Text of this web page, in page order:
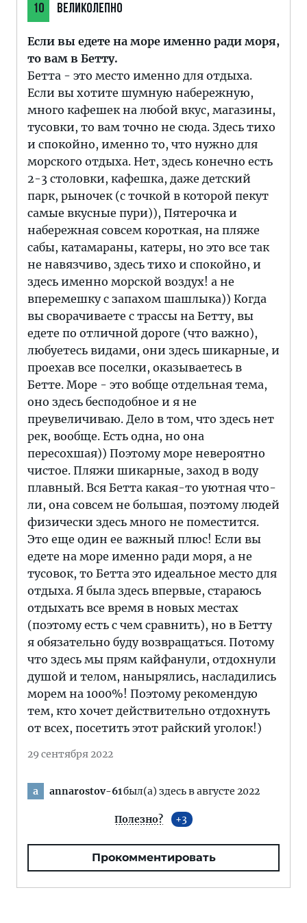
10 ВЕЛИКОЛЕПНО
Если вы едете на море именно ради моря,
то вам в Бетту.
Бетта - это место именно для отдыха.
Если вы хотите шумную набережную,
много кафешек на любой вкус, магазины,
тусовки, то вам точно не сюда. Здесь тихо
и спокойно, именно то, что нужно для
морского отдыха. Нет, здесь конечно есть
2-3 столовки, кафешка, даже детский
парк, рыночек (с точкой в которой пекут
самые вкусные пури)), Пятерочка и
набережная совсем короткая, на пляже
сабы, катамараны, катеры, но это все так
не навязчиво, здесь тихо и спокойно, и
здесь именно морской воздух! а не
вперемешку с запахом шашлыка)) Когда
вы сворачиваете с трассы на Бетту, вы
едете по отличной дороге (что важно),
любуетесь видами, они здесь шикарные, и
проехав все поселки, оказываетесь в
Бетте. Море - это вобще отдельная тема,
оно здесь бесподобное и я не
преувеличиваю. Дело в том, что здесь нет
рек, вообще. Есть одна, но она
пересохшая)) Поэтому море невероятно
чистое. Пляжи шикарные, заход в воду
плавный. Вся Бетта какая-то уютная что-
ли, она совсем не большая, поэтому людей
физически здесь много не поместится.
Это еще один ее важный плюс! Если вы
едете на море именно ради моря, а не
тусовок, то Бетта это идеальное место для
отдыха. Я была здесь впервые, стараюсь
отдыхать все время в новых местах
(поэтому есть с чем сравнить), но в Бетту
я обязательно буду возвращаться. Потому
что здесь мы прям кайфанули, отдохнули
душой и телом, нанырялись, насладились
морем на 1000%! Поэтому рекомендую
тем, кто хочет действительно отдохнуть
от всех, посетить этот райский уголок!)
29 сентября 2022
a annarostov-61был(а) здесь в августе 2022
Полезно? 3
Прокомментировать